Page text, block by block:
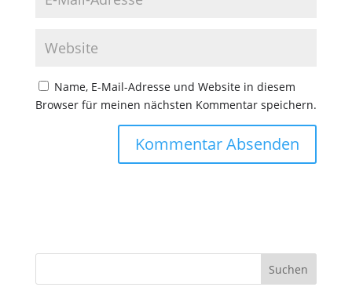
Name, E-Mail-Adresse und Website in diesem
Browser für meinen nächsten Kommentar speichern.